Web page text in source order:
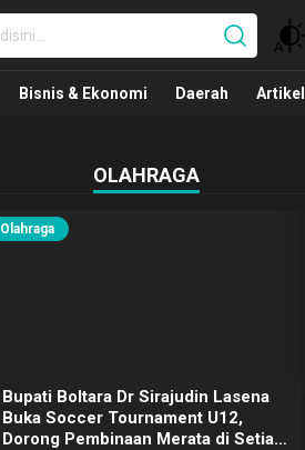
Bisnis & Ekonomi Daerah Artikel
OLAHRAGA
Olahraga
Bupati Boltara Dr Sirajudin Lasena
Buka Soccer Tournament U12,
Dorong Pembinaan Merata di Setiap